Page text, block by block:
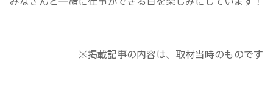
※掲載記事の内容は、取材当時のものです